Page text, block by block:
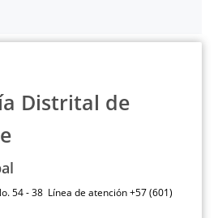
Distrital de
54 - 38 Línea de atención +57 (601)